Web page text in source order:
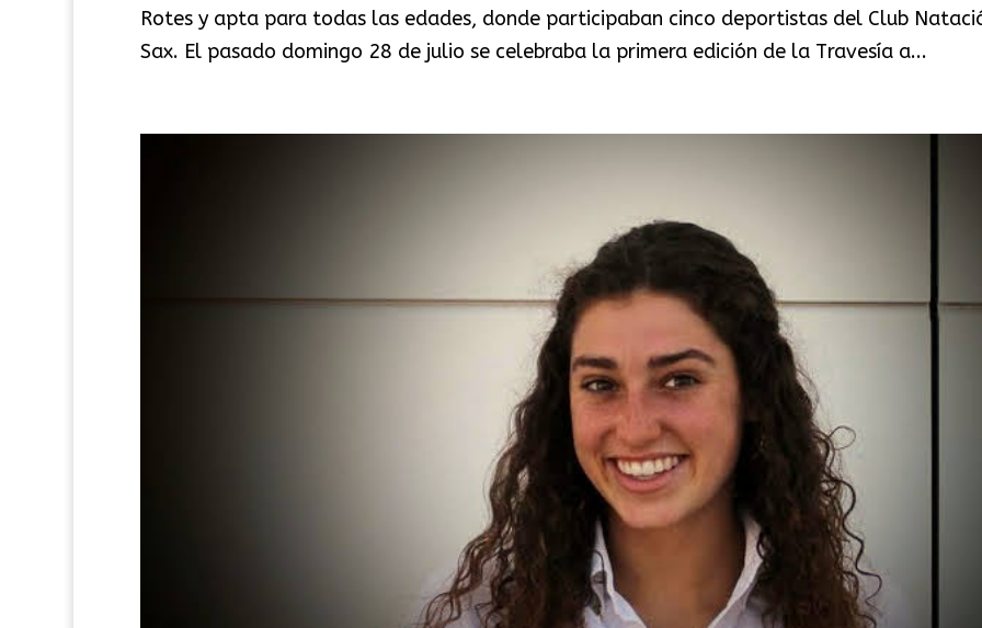
Rotes y apta para todas las edades, donde participaban cinco deportistas del Club
Sax. El pasado domingo 28 de julio se celebraba la primera edición de la Travesía a...